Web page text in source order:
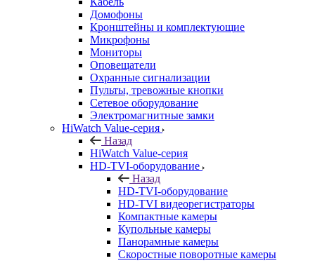
Домофоны
Кронштейны и комплектующие
Микрофоны
Мониторы
Оповещатели
Охранные сигнализации
Пульты, тревожные кнопки
Сетевое оборудование
Электромагнитные замки
HiWatch Value-серия
Назад
HiWatch Value-серия
HD-TVI-оборудование
Назад
HD-TVI-оборудование
HD-TVI видеорегистраторы
Компактные камеры
Купольные камеры
Панорамные камеры
Скоростные поворотные камеры